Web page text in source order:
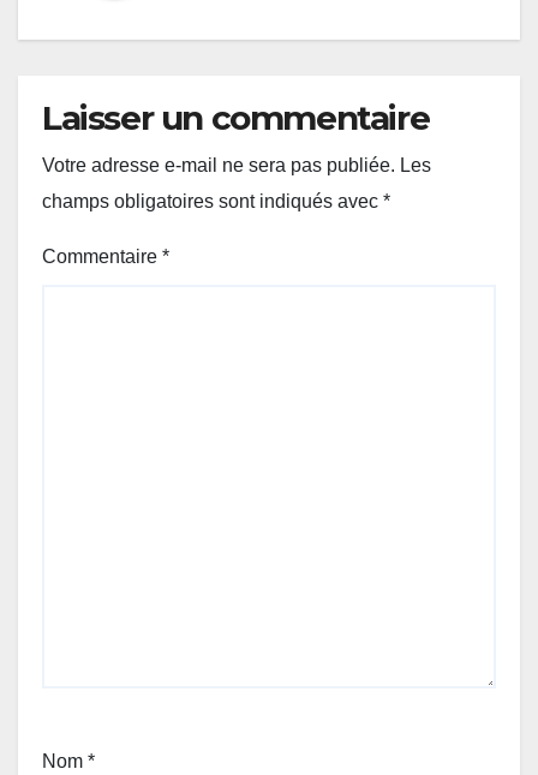
Laisser un commentaire
Votre adresse e-mail ne sera pas publiée. Les
champs obligatoires sont indiqués avec *
Commentaire *
Nom *